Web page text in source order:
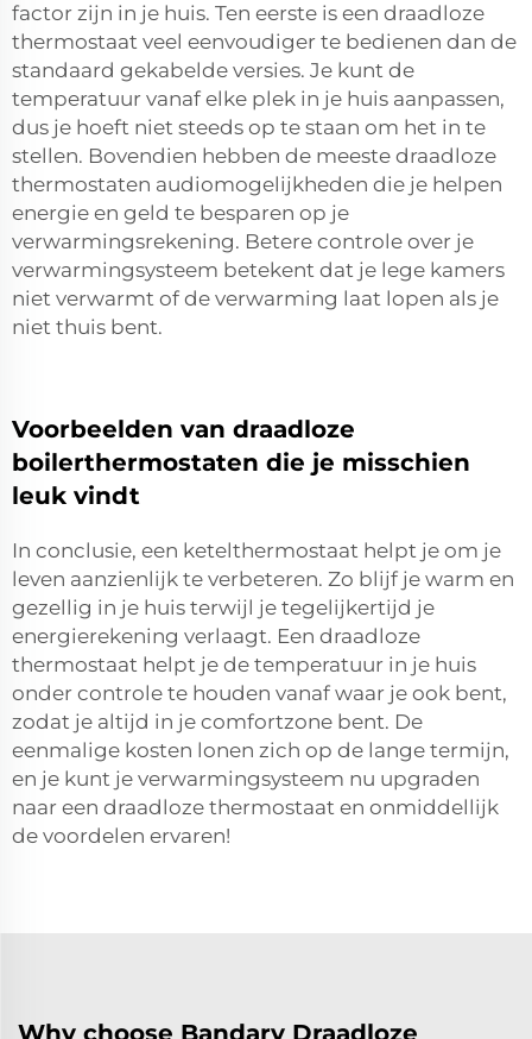
factor zijn in je huis. Ten eerste is een draadloze
thermostaat veel eenvoudiger te bedienen dan de
standaard gekabelde versies. Je kunt de
temperatuur vanaf elke plek in je huis aanpassen,
dus je hoeft niet steeds op te staan om het in te
stellen. Bovendien hebben de meeste draadloze
thermostaten audiomogelijkheden die je helpen
energie en geld te besparen op je
verwarmingsrekening. Betere controle over je
verwarmingsysteem betekent dat je lege kamers
niet verwarmt of de verwarming laat lopen als je
niet thuis bent.
Voorbeelden van draadloze
boilerthermostaten die je misschien
leuk vindt
In conclusie, een ketelthermostaat helpt je om je
leven aanzienlijk te verbeteren. Zo blijf je warm en
gezellig in je huis terwijl je tegelijkertijd je
energierekening verlaagt. Een draadloze
thermostaat helpt je de temperatuur in je huis
onder controle te houden vanaf waar je ook bent,
zodat je altijd in je comfortzone bent. De
eenmalige kosten lonen zich op de lange termijn,
en je kunt je verwarmingsysteem nu upgraden
naar een draadloze thermostaat en onmiddellijk
de voordelen ervaren!
Why choose Bandary Draadloze